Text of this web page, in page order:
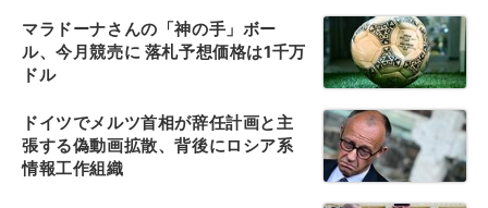
マラドーナさんの「神の手」ボー
ル、今月競売に 落札予想価格は1千万
ドル
ドイツでメルツ首相が辞任計画と主
張する偽動画拡散、背後にロシア系
情報工作組織